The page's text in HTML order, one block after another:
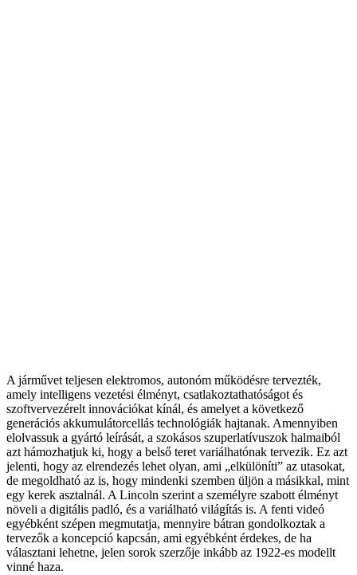
A járművet teljesen elektromos, autonóm működésre tervezték,
amely intelligens vezetési élményt, csatlakoztathatóságot és
szoftvervezérelt innovációkat kínál, és amelyet a következő
generációs akkumulátorcellás technológiák hajtanak. Amennyiben
elolvassuk a gyártó leírását, a szokásos szuperlatívuszok halmaiból
azt hámozhatjuk ki, hogy a belső teret variálhatónak tervezik. Ez azt
jelenti, hogy az elrendezés lehet olyan, ami „elkülöníti” az utasokat,
de megoldható az is, hogy mindenki szemben üljön a másikkal, mint
egy kerek asztalnál. A Lincoln szerint a személyre szabott élményt
növeli a digitális padló, és a variálható világítás is. A fenti videó
egyébként szépen megmutatja, mennyire bátran gondolkoztak a
tervezők a koncepció kapcsán, ami egyébként érdekes, de ha
választani lehetne, jelen sorok szerzője inkább az 1922-es modellt
vinné haza.